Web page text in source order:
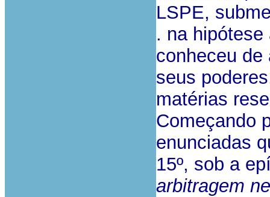
LSPE,
. na
conheceu de
seus
matérias
Começando
enunciadas
15º, sob a
arbitragem